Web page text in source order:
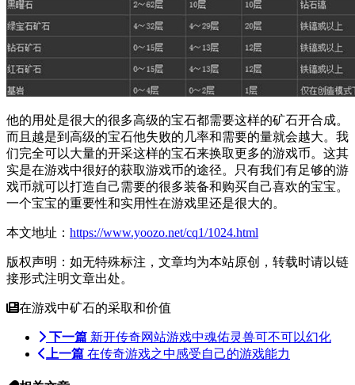
他的用处是很大的很多高级的宝石都需要这样的矿石开合成。
而且越是到高级的宝石他失败的几率和需要的量就会越大。我
们完全可以大量的开采这样的宝石来换取更多的游戏币。这其
实是在游戏中很好的获取游戏币的途径。只有我们有足够的游
戏币就可以打造自己需要的很多装备和购买自己喜欢的宝宝。
一个宝宝的重要性和实用性在游戏里还是很大的。
本文地址： https://www.yoozo.net/cq1/1024.html
版权声明：如无特殊标注，文章均为本站原创，转载时请以链
接形式注明文章出处。
在游戏中矿石的采取和价值
下一篇 新开传奇网站游戏中魂佑灵兽可不可以幻化
上一篇 在传奇游戏之中感受自己的游戏能力